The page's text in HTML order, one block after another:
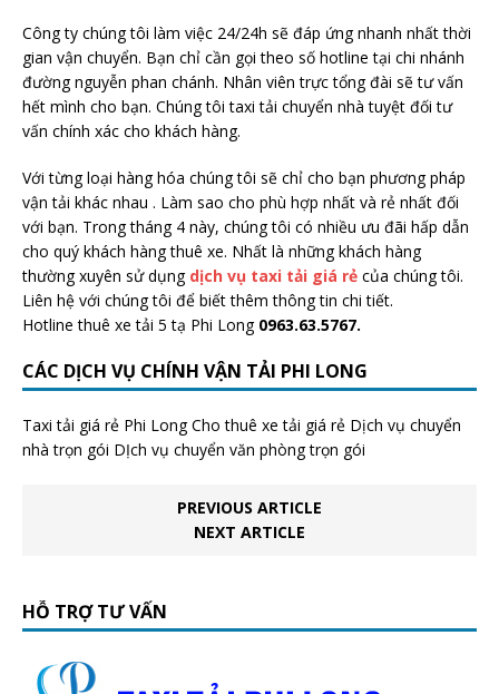
Công ty chúng tôi làm việc 24/24h sẽ đáp ứng nhanh nhất thời
gian vận chuyển. Bạn chỉ cần gọi theo số hotline tại chi nhánh
đường nguyễn phan chánh. Nhân viên trực tổng đài sẽ tư vấn
hết mình cho bạn. Chúng tôi taxi tải chuyển nhà tuyệt đối tư
vấn chính xác cho khách hàng.
Với từng loại hàng hóa chúng tôi sẽ chỉ cho bạn phương pháp
vận tải khác nhau . Làm sao cho phù hợp nhất và rẻ nhất đối
với bạn. Trong tháng 4 này, chúng tôi có nhiều ưu đãi hấp dẫn
cho quý khách hàng thuê xe. Nhất là những khách hàng
thường xuyên sử dụng dịch vụ taxi tải giá rẻ của chúng tôi.
Liên hệ với chúng tôi để biết thêm thông tin chi tiết.
Hotline thuê xe tải 5 tạ Phi Long 0963.63.5767.
CÁC DỊCH VỤ CHÍNH VẬN TẢI PHI LONG
Taxi tải giá rẻ Phi Long Cho thuê xe tải giá rẻ Dịch vụ chuyển
nhà trọn gói DỊch vụ chuyển văn phòng trọn gói
PREVIOUS ARTICLE
NEXT ARTICLE
HỖ TRỢ TƯ VẤN